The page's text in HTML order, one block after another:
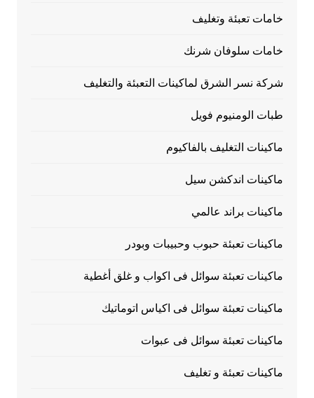
خامات تعبئة وتغليف
خامات سلوفان شرنك
شركة نسر الشرق لماكينات التعبئة والتغليف
طبات الومنيوم فويل
ماكينات التغليف بالفاكيوم
ماكينات اندكشن سيل
ماكينات براند عالمي
ماكينات تعبئة حبوب وحبيبات وبودر
ماكينات تعبئة سوائل فى اكواب و غلق أغطية
ماكينات تعبئة سوائل فى اكياس اتوماتيك
ماكينات تعبئة سوائل فى عبوات
ماكينات تعبئة و تغليف